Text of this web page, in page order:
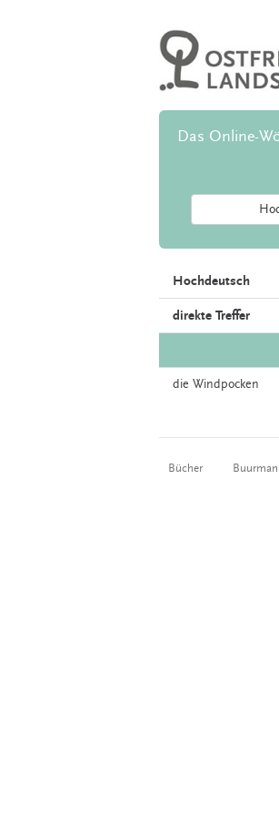
Das Online-
Hochdeutsch
direkte Treffer
die Windpocken
Bücher Buurman